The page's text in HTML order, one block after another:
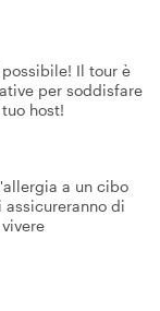
Il tour è
per soddisfare
host!
a un cibo
di